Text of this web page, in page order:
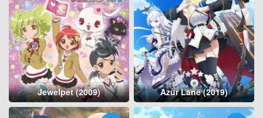
Jewelpet (2009) Azur Lane (2019)